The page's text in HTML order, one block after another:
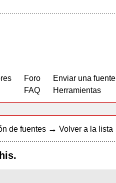
Foro
FAQ
Enviar una fuente
Herramientas
de fuentes → Volver a la lista